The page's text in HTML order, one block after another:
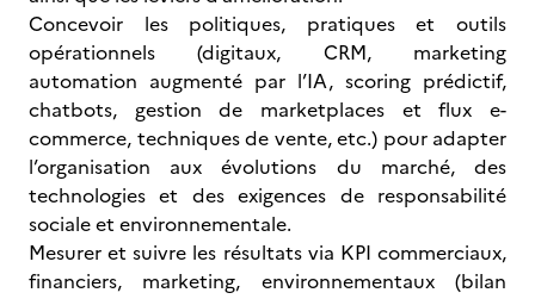
Concevoir les politiques, pratiques et outils
opérationnels (digitaux, CRM, marketing
automation augmenté par l’IA, scoring prédictif,
chatbots, gestion de marketplaces et flux e-
commerce, techniques de vente, etc.) pour adapter
l’organisation aux évolutions du marché, des
technologies et des exigences de responsabilité
sociale et environnementale.
Mesurer et suivre les résultats via KPI commerciaux,
financiers, marketing, environnementaux (bilan